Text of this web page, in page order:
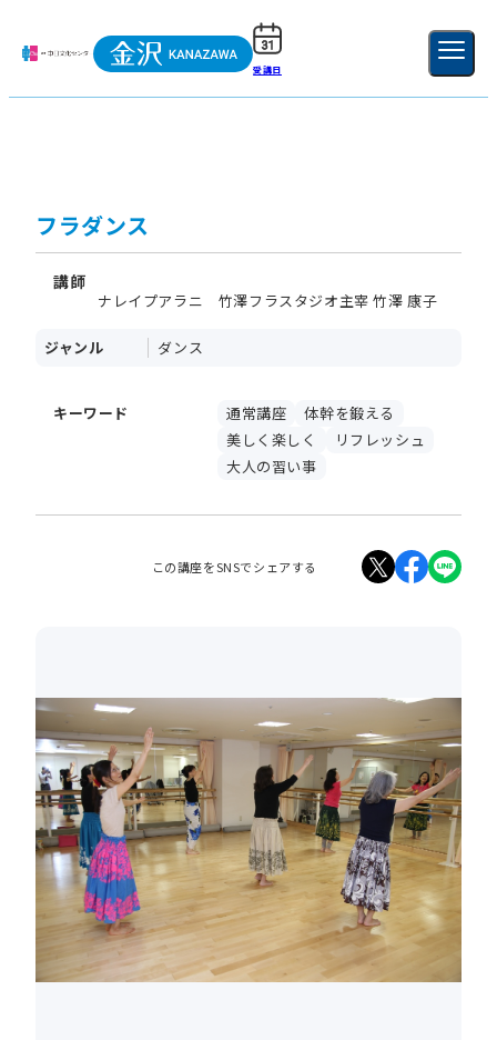
受講日 新規登録
フラダンス
講師
ナレイプアラニ 竹澤フラスタジオ主宰 竹澤 康子
ジャンル ダンス
キーワード 通常講座
体幹を鍛える
美しく楽しく
リフレッシュ
大人の習い事
この講座をSNSでシェアする